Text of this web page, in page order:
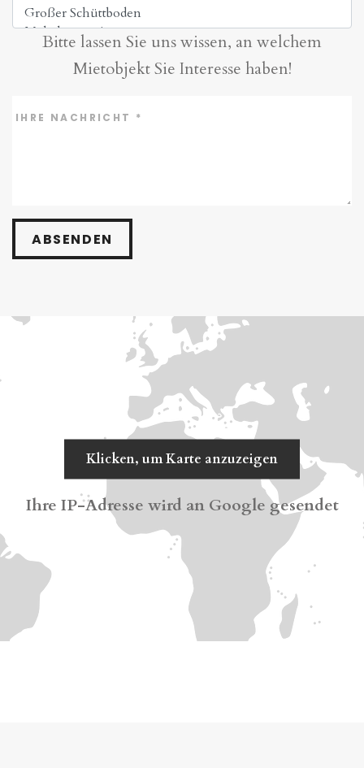
Bitte lassen Sie uns wissen, an welchem
Mietobjekt Sie Interesse haben!
IHRE NACHRICHT *
ABSENDEN
Klicken, um Karte anzuzeigen
Ihre IP-Adresse wird an Google gesendet